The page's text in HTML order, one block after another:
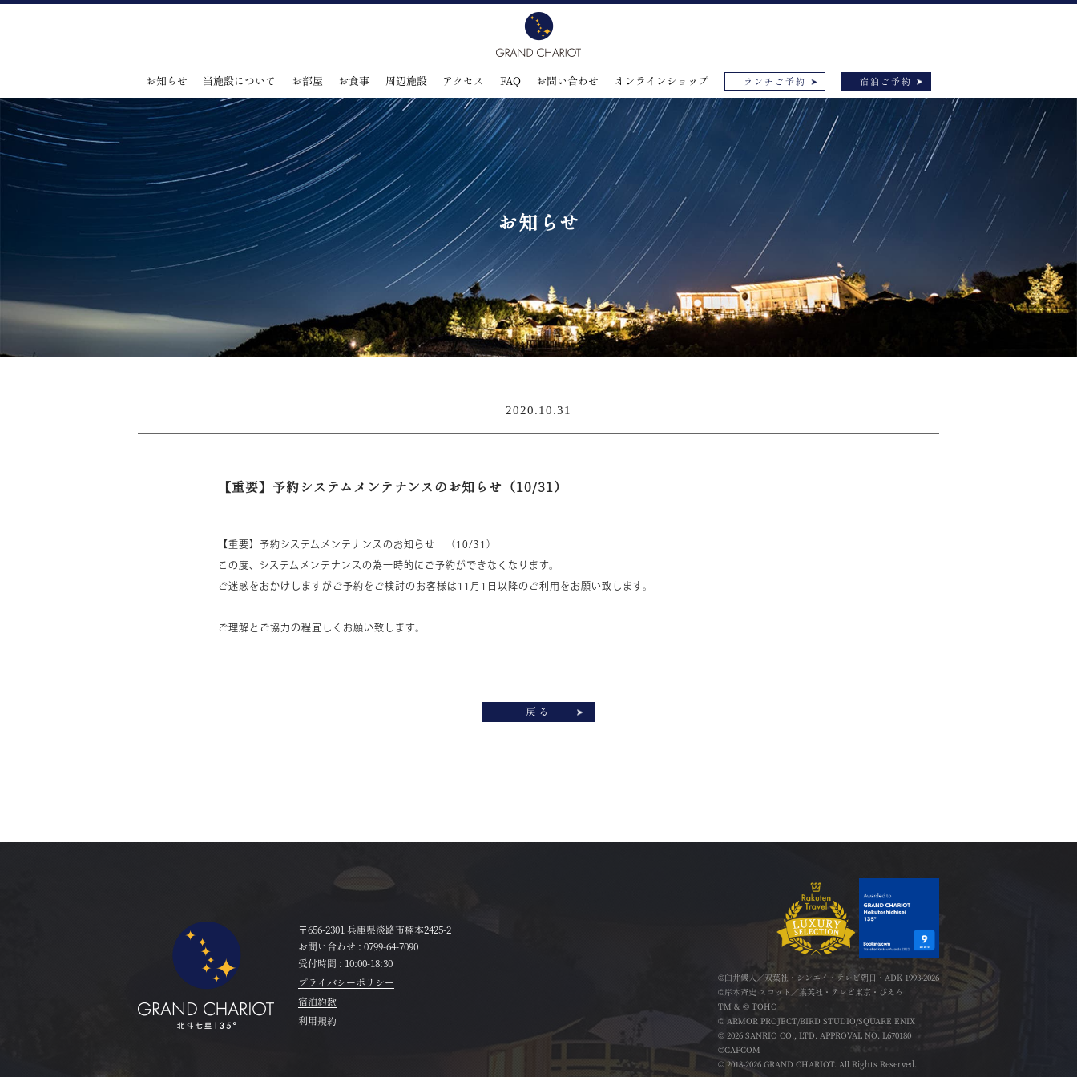
お知らせ 当施設について お部屋 お食事 周辺施設 アクセス FAQ お問い合わせ オンラインショップ ランチご予約 宿泊ご予約
お知らせ
2020.10.31
【重要】予約システムメンテナンスのお知らせ（10/31）
【重要】予約システムメンテナンスのお知らせ （10/31）
この度、システムメンテナンスの為一時的にご予約ができなくなります。
ご迷惑をおかけしますがご予約をご検討のお客様は11月1日以降のご利用をお願い致します。
ご理解とご協力の程宜しくお願い致します。
戻る
〒656-2301 兵庫県淡路市楠本2425-2
お問い合わせ : 0799-64-7090
受付時間 : 10:00-18:30
プライバシーポリシー
宿泊約款
利用規約
©臼井儀人／双葉社・シンエイ・テレビ朝日・ADK 1993-2026
©岸本斉史 スコット／集英社・テレビ東京・ぴえろ
TM & © TOHO
© ARMOR PROJECT/BIRD STUDIO/SQUARE ENIX
© 2026 SANRIO CO., LTD. APPROVAL NO. L670180
©CAPCOM
© 2018-2026 GRAND CHARIOT. All Rights Reserved.